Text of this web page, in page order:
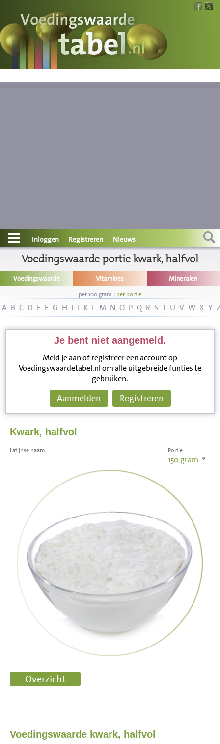
Voedingswaarde
Wat is wat?
Contact
Informatie
Disclaimer
Inloggen Registreren Nieuws
Voedingswaarde portie kwark, halfvol
Voedingswaarde Vitamines Mineralen
per 100 gram | per portie
A B C D E F G H I J K L M N O P Q R S T U V W X Y
Je bent niet aangemeld.
Meld je aan of registreer een account op
Voedingswaardetabel.nl om alle uitgebreide funties te
gebruiken.
Aanmelden Registreren
Kwark, halfvol
Portie:
150 gram
Latijnse naam:
-
Voedingswaarde kwark, halfvol